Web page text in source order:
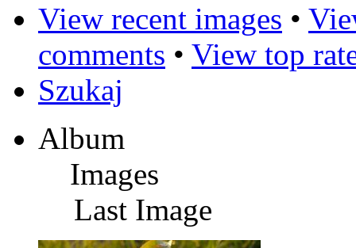
View recent images •
comments • View top
Szukaj
Album
Images
Last Image